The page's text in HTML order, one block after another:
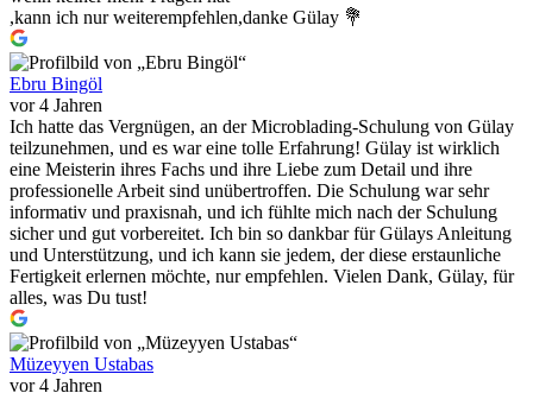
,kann ich nur weiterempfehlen,danke Gülay 💐
Ebru Bingöl
vor 4 Jahren
Ich hatte das Vergnügen, an der Microblading-Schulung von Gülay
teilzunehmen, und es war eine tolle Erfahrung! Gülay ist wirklich
eine Meisterin ihres Fachs und ihre Liebe zum Detail und ihre
professionelle Arbeit sind unübertroffen. Die Schulung war sehr
informativ und praxisnah, und ich fühlte mich nach der Schulung
sicher und gut vorbereitet. Ich bin so dankbar für Gülays Anleitung
und Unterstützung, und ich kann sie jedem, der diese erstaunliche
Fertigkeit erlernen möchte, nur empfehlen. Vielen Dank, Gülay, für
alles, was Du tust!
Müzeyyen Ustabas
vor 4 Jahren